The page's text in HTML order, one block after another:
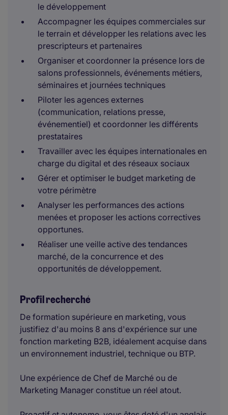
le développement
Accompagner les équipes commerciales sur
le terrain et développer les relations avec les
prescripteurs et partenaires
Organiser et coordonner la présence lors de
salons professionnels, événements métiers,
séminaires et journées techniques
Piloter les agences externes
(communication, relations presse,
événementiel) et coordonner les différents
prestataires
Travailler avec les équipes internationales en
charge du digital et des réseaux sociaux
Gérer et optimiser le budget marketing de
votre périmètre
Analyser les performances des actions
menées et proposer les actions correctives
opportunes.
Réaliser une veille active des tendances
marché, de la concurrence et des
opportunités de développement.
Profil recherché
De formation supérieure en marketing, vous
justifiez d'au moins 8 ans d'expérience sur une
fonction marketing B2B, idéalement acquise dans
un environnement industriel, technique ou BTP.
Une expérience de Chef de Marché ou de
Marketing Manager constitue un réel atout.